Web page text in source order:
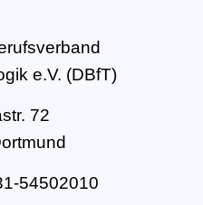
e.V. (DBfT)
72
54502010